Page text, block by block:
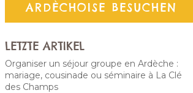
ARDÈCHOISE BESUCHEN
LETZTE ARTIKEL
Organiser un séjour groupe en Ardèche :
mariage, cousinade ou séminaire à La Clé
des Champs